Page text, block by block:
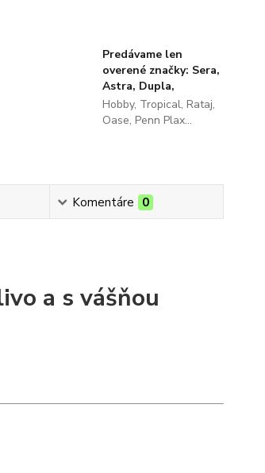
Predávame len
overené značky: Sera,
Astra, Dupla,
Hobby, Tropical, Rataj,
Oase, Penn Plax...
Komentáre 0
a s vášňou